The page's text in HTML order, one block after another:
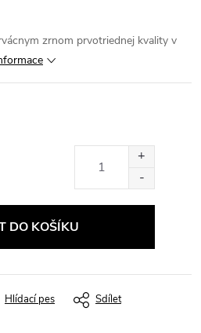
zrnom prvotriednej kvality v
DO KOŠÍKU
Hlídací pes Sdílet